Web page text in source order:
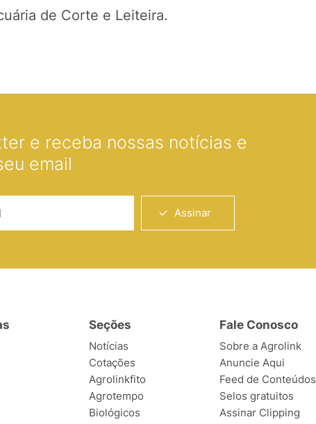
de Corte e Leiteira.
e receba nossas notícias e
email
Assinar
Seções
Notícias
Cotações
Agrolinkfito
Agrotempo
Biológicos
Fale Conosco
Sobre a Agrolink
Anuncie Aqui
Feed de Conteúdos
Selos gratuitos
Assinar Clipping